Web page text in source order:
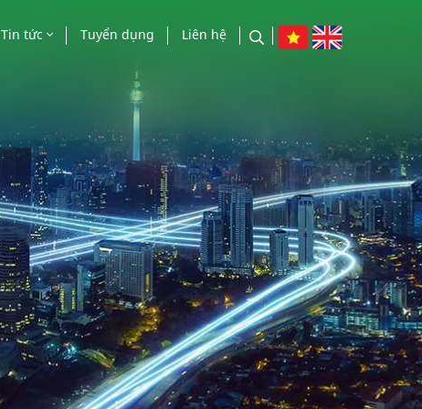
Tin tức
Báo chí nói về chúng tôi
Tuyển dụng Liên hệ